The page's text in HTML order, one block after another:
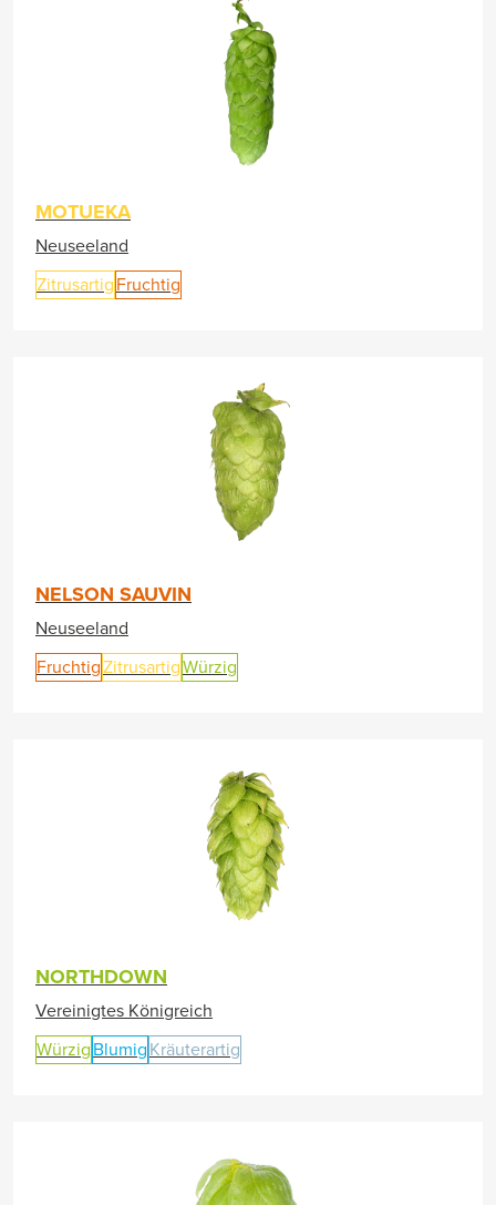
MOTUEKA
Neuseeland
Zitrusartig Fruchtig
NELSON SAUVIN
Neuseeland
FruchtigZitrusartigWürzig
NORTHDOWN
Vereinigtes Königreich
Würzig Blumig Kräuterartig